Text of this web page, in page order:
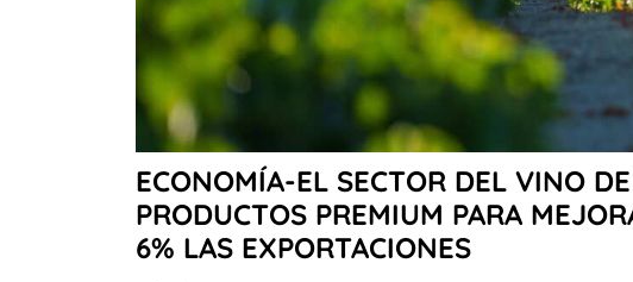
ECONOMÍA-EL SECTOR DEL VINO
PRODUCTOS PREMIUM PARA
6% LAS EXPORTACIONES